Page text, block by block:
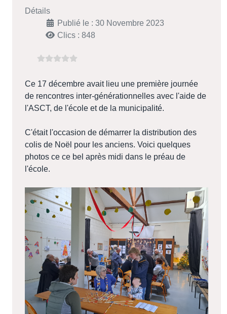
Détails
Publié le : 30 Novembre 2023
Clics : 848
Ce 17 décembre avait lieu une première journée
de rencontres inter-générationnelles avec l'aide de
l'ASCT, de l'école et de la municipalité.
C'était l'occasion de démarrer la distribution des
colis de Noël pour les anciens. Voici quelques
photos ce ce bel après midi dans le préau de
l'école.